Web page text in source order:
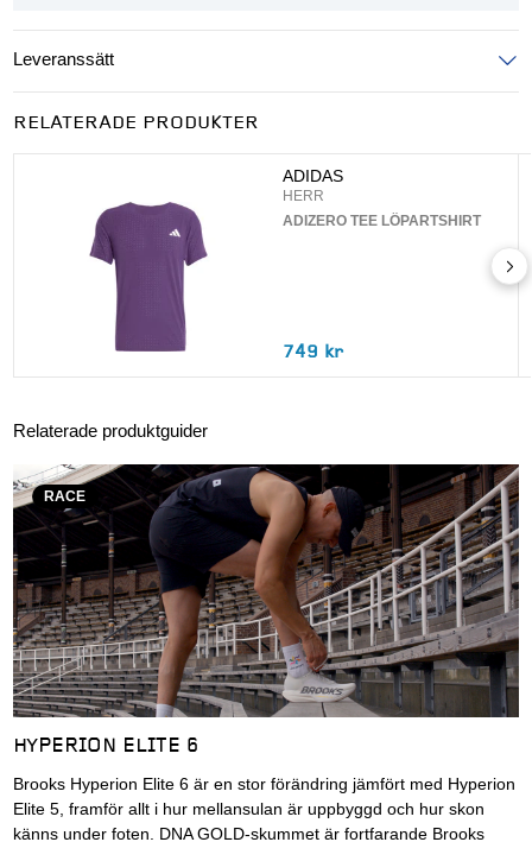
Leveranssätt
Ange postnummer för att se leveranssätt
RELATERADE PRODUKTER
ADIDAS
HERR
ADIZERO TEE LÖPARTSHIRT
749 kr
Relaterade produktguider
RACE
HYPERION ELITE 6
Brooks Hyperion Elite 6 är en stor förändring jämfört med Hyperion
Elite 5, framför allt i hur mellansulan är uppbyggd och hur skon
känns under foten. DNA GOLD-skummet är fortfarande Brooks